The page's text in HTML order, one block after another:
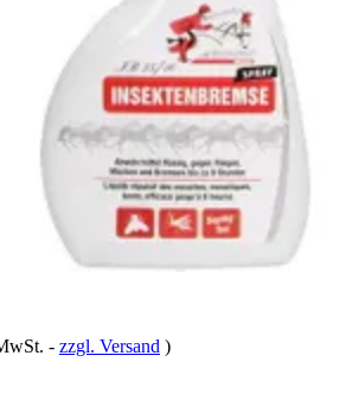
- zzgl. Versand )